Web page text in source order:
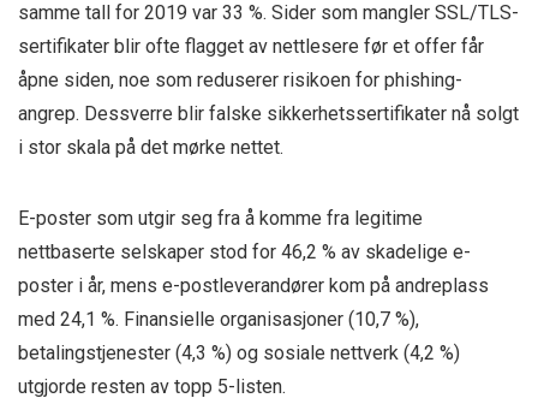
samme tall for 2019 var 33 %. Sider som mangler SSL/TLS-
sertifikater blir ofte flagget av nettlesere før et offer får
åpne siden, noe som reduserer risikoen for phishing-
angrep. Dessverre blir falske sikkerhetssertifikater nå solgt
i stor skala på det mørke nettet.
E-poster som utgir seg fra å komme fra legitime
nettbaserte selskaper stod for 46,2 % av skadelige e-
poster i år, mens e-postleverandører kom på andreplass
med 24,1 %. Finansielle organisasjoner (10,7 %),
betalingstjenester (4,3 %) og sosiale nettverk (4,2 %)
utgjorde resten av topp 5-listen.